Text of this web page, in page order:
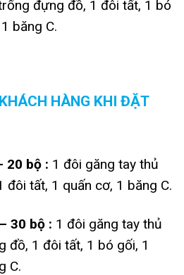
đựng đồ, 1 đôi tất, 1 bó
băng C.
HÀNG KHI ĐẶT
20 bộ : 1 đôi găng tay thủ
đôi tất, 1 quấn cơ, 1 băng C.
30 bộ : 1 đôi găng tay thủ
đồ, 1 đôi tất, 1 bó gối, 1
C.